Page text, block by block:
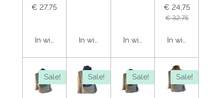
€ 27,75
In winkelwagenIn winkelwagenIn winkelwagen
€ 24,75
€ 32,75
In
Sale! Sale! Sale! Sale!